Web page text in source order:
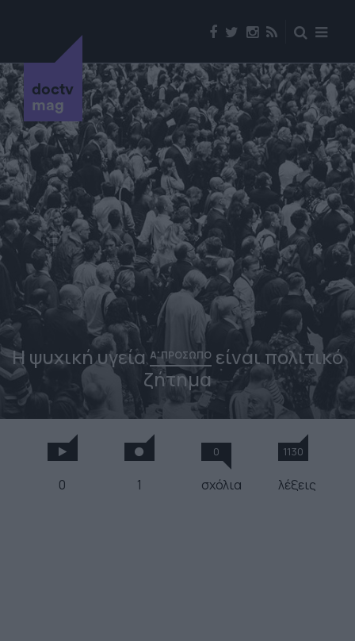
doctv
mag
Η ψυχική υγείαΑ' ΠΡΟΣΩΠΟ είναι πολιτικό
ζήτημα
0 1
0
σχόλια
1130
λέξεις